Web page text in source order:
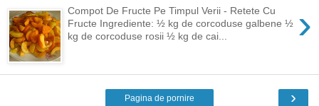
›
Compot De Fructe Pe Timpul Verii - Retete Cu
Fructe Ingrediente: ½ kg de corcoduse galbene ½
kg de corcoduse rosii ½ kg de cai...
›
Pagina de pornire